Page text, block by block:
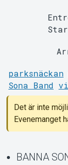
parksnäckan
Sona Band
Det är inte
Evenemanget
BANNA